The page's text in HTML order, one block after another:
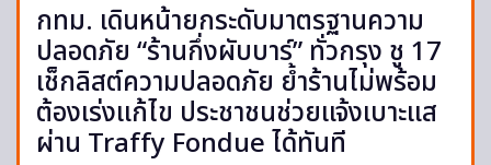
กทม. เดินหน้ายกระดับมาตรฐานความ
ปลอดภัย “ร้านกึ่งผับบาร์” ทั่วกรุง ชู 17
เช็กลิสต์ความปลอดภัย ย้ำร้านไม่พร้อม
ต้องเร่งแก้ไข ประชาชนช่วยแจ้งเบาะแส
ผ่าน Traffy Fondue ได้ทันที